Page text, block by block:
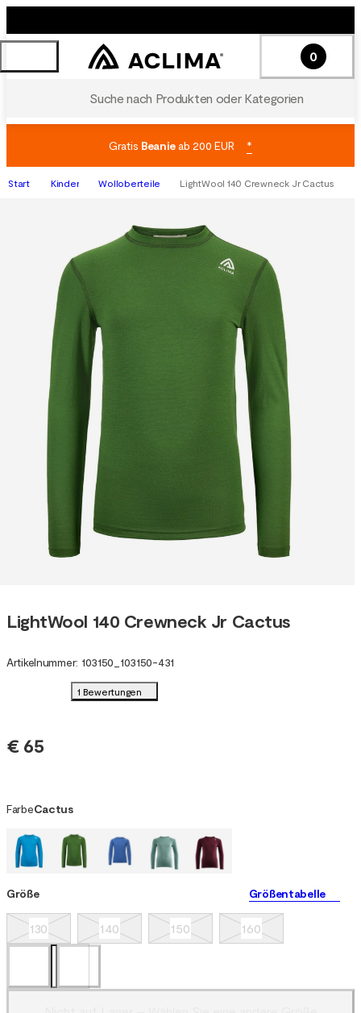
Suche nach Produkten oder Kategorien
0
Gratis Beanieab 200 EUR *
Start Kinder Wolloberteile LightWool 140 Crewneck Jr Cactus
LightWool 140 Crewneck Jr Cactus
Artikelnummer: 103150 103150-431
1 Bewertungen
€ 65
FarbeCactus
Größe Größentabelle
130 140 150 160